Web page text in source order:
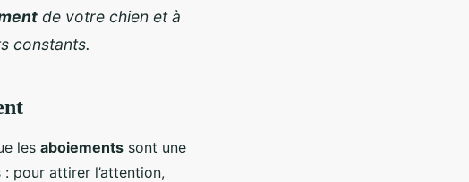
de votre chien et à
constants.
les aboiements sont une
pour attirer l’attention,